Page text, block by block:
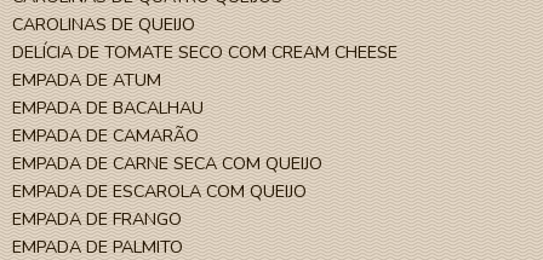
CAROLINAS DE QUEIJO
DELÍCIA DE TOMATE SECO COM CREAM CHEESE
EMPADA DE ATUM
EMPADA DE BACALHAU
EMPADA DE CAMARÃO
EMPADA DE CARNE SECA COM QUEIJO
EMPADA DE ESCAROLA COM QUEIJO
EMPADA DE FRANGO
EMPADA DE PALMITO